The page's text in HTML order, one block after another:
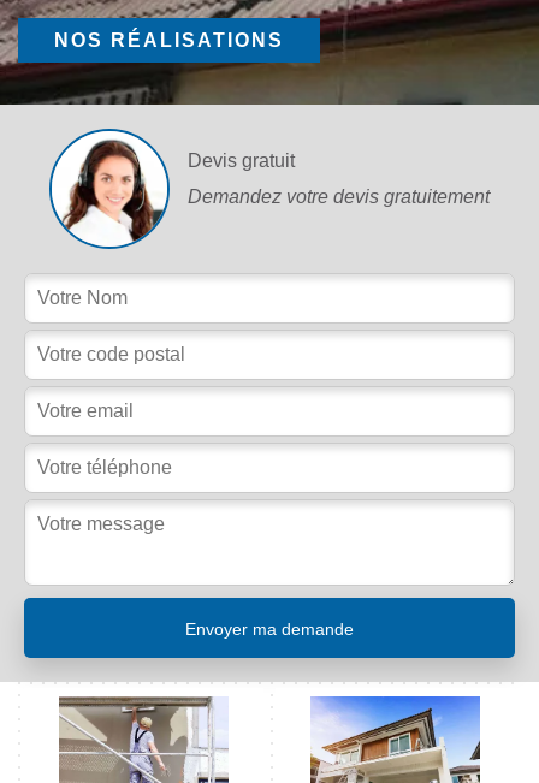
NOS RÉALISATIONS
Devis gratuit
Demandez votre devis gratuitement